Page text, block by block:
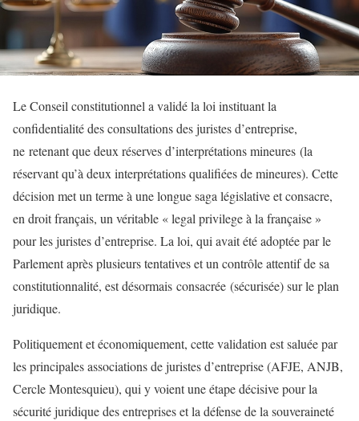
Le Conseil constitutionnel a validé la loi instituant la
confidentialité des consultations des juristes d’entreprise,
ne retenant que deux réserves d’interprétations mineures (la
réservant qu’à deux interprétations qualifiées de mineures). Cette
décision met un terme à une longue saga législative et consacre,
en droit français, un véritable « legal privilege à la française »
pour les juristes d’entreprise. La loi, qui avait été adoptée par le
Parlement après plusieurs tentatives et un contrôle attentif de sa
constitutionnalité, est désormais consacrée (sécurisée) sur le plan
juridique.
Politiquement et économiquement, cette validation est saluée par
les principales associations de juristes d’entreprise (AFJE, ANJB,
Cercle Montesquieu), qui y voient une étape décisive pour la
sécurité juridique des entreprises et la défense de la souveraineté